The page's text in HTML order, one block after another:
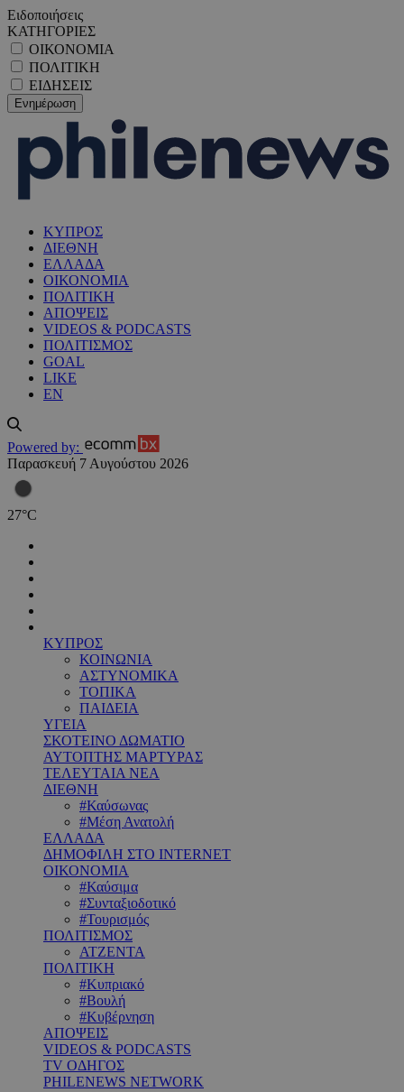
Ειδοποιήσεις
ΚΑΤΗΓΟΡΙΕΣ
ΟΙΚΟΝΟΜΙΑ
ΠΟΛΙΤΙΚΗ
ΕΙΔΗΣΕΙΣ
ΚΥΠΡΟΣ
ΔΙΕΘΝΗ
ΕΛΛΑΔΑ
ΟΙΚΟΝΟΜΙΑ
ΠΟΛΙΤΙΚΗ
ΑΠΟΨΕΙΣ
VIDEOS & PODCASTS
ΠΟΛΙΤΙΣΜΟΣ
GOAL
LIKE
EN
Powered by:
Παρασκευή 7 Αυγούστου 2026
27°C
ΚΥΠΡΟΣ
ΚΟΙΝΩΝΙΑ
ΑΣΤΥΝΟΜΙΚΑ
ΤΟΠΙΚΑ
ΠΑΙΔΕΙΑ
ΥΓΕΙΑ
ΣΚΟΤΕΙΝΟ ΔΩΜΑΤΙΟ
ΑΥΤΟΠΤΗΣ ΜΑΡΤΥΡΑΣ
ΤΕΛΕΥΤΑΙΑ ΝΕΑ
ΔΙΕΘΝΗ
#Καύσωνας
#Μέση Ανατολή
ΕΛΛΑΔΑ
ΔΗΜΟΦΙΛΗ ΣΤΟ INTERNET
ΟΙΚΟΝΟΜΙΑ
#Καύσιμα
#Συνταξιοδοτικό
#Τουρισμός
ΠΟΛΙΤΙΣΜΟΣ
ΑΤΖΕΝΤΑ
ΠΟΛΙΤΙΚΗ
#Κυπριακό
#Βουλή
#Κυβέρνηση
ΑΠΟΨΕΙΣ
VIDEOS & PODCASTS
TV ΟΔΗΓΟΣ
PHILENEWS NETWORK